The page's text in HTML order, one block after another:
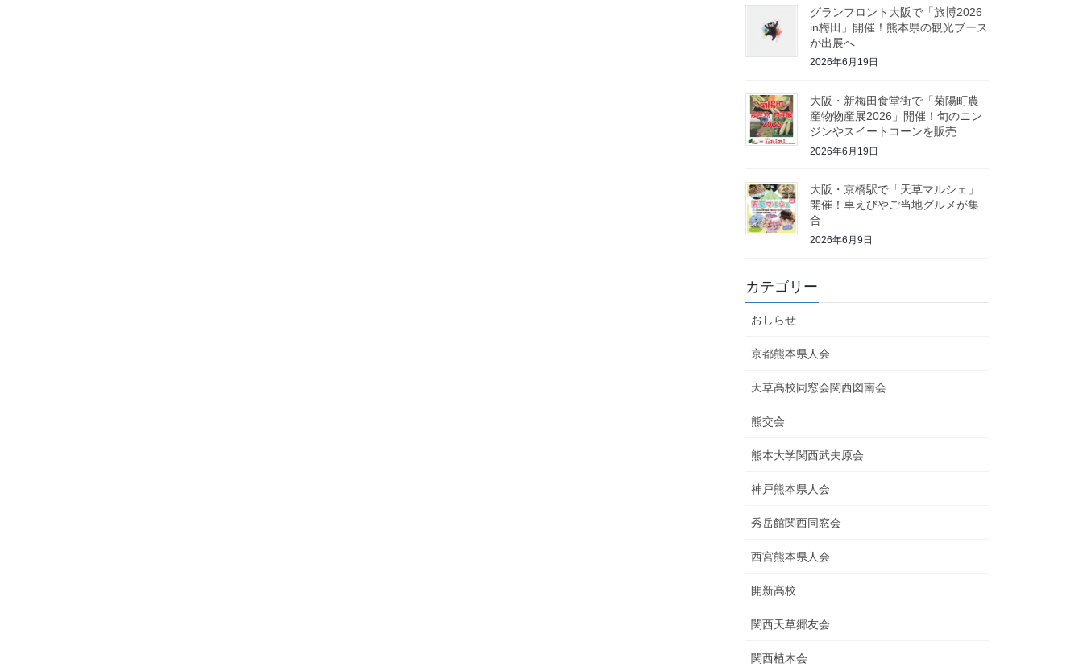
グランフロント大阪で「旅博2026
in梅田」開催！熊本県の観光ブース
が出展へ
2026年6月19日
大阪・新梅田食堂街で「菊陽町農
産物物産展2026」開催！旬のニン
ジンやスイートコーンを販売
2026年6月19日
大阪・京橋駅で「天草マルシェ」
開催！車えびやご当地グルメが集
合
2026年6月9日
カテゴリー
おしらせ
京都熊本県人会
天草高校同窓会関西図南会
熊交会
熊本大学関西武夫原会
神戸熊本県人会
秀岳館関西同窓会
西宮熊本県人会
開新高校
関西天草郷友会
関西植木会